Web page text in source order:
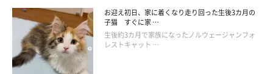
お迎え初日、家に着くなり走り回った生後3カ月の
子猫 すぐに家 …
生後約3カ月で家族になったノルウェージャンフォ
レストキャット …